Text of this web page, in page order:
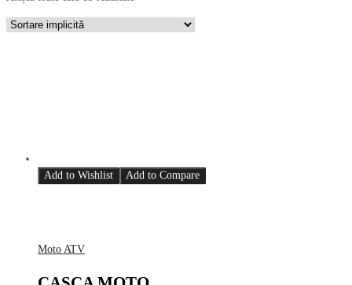
Add to Wishlist Add to Compare
Moto ATV